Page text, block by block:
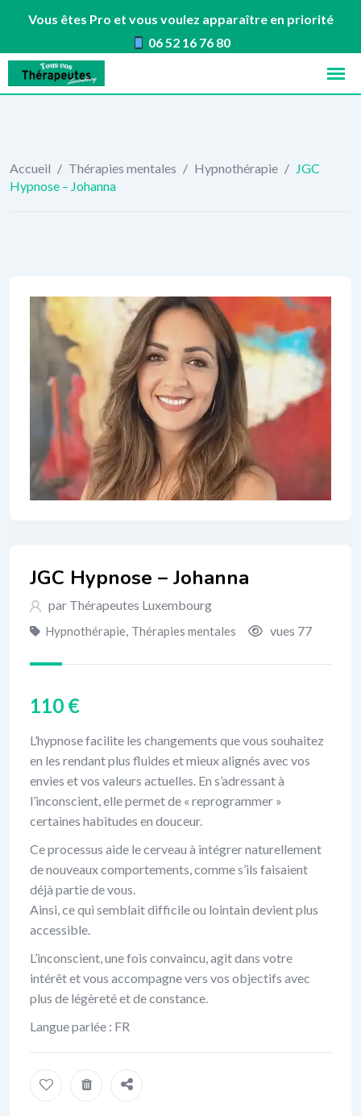
Vous êtes Pro et vous voulez apparaître en priorité
06 52 16 76 80
Skip
content
Accueil / Thérapies mentales / Hypnothérapie / JGC
Hypnose – Johanna
JGC Hypnose – Johanna
par Thérapeutes Luxembourg
Hypnothérapie, Thérapies mentales vues 77
110 €
L’hypnose facilite les changements que vous souhaitez
en les rendant plus fluides et mieux alignés avec vos
envies et vos valeurs actuelles. En s’adressant à
l’inconscient, elle permet de « reprogrammer »
certaines habitudes en douceur.
Ce processus aide le cerveau à intégrer naturellement
de nouveaux comportements, comme s’ils faisaient
déjà partie de vous.
Ainsi, ce qui semblait difficile ou lointain devient plus
accessible.
L’inconscient, une fois convaincu, agit dans votre
intérêt et vous accompagne vers vos objectifs avec
plus de légèreté et de constance.
Langue parlée : FR